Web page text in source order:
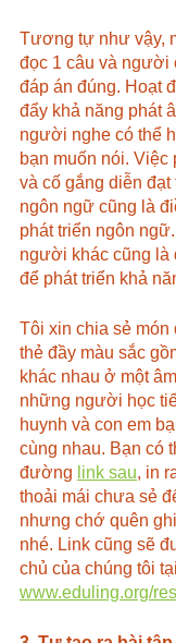
Tương tự như vậy,
đọc 1 câu và người
đáp án đúng. Hoạt
đẩy khả năng phát
người nghe có thể
bạn muốn nói.
và cố gắng diễn
ngôn ngữ cũng là
phát triển ngôn
người khác cũng là
để phát triển khả
Tôi xin chia sẻ
thẻ đầy màu sắc
khác nhau ở một
những người học
huynh và con em
cùng nhau. Bạn có
đường link sau, in
thoải mái chưa sẻ
nhưng chớ quên
nhé. Link cũng sẽ
chủ của chúng tôi tại
www.eduling.org/